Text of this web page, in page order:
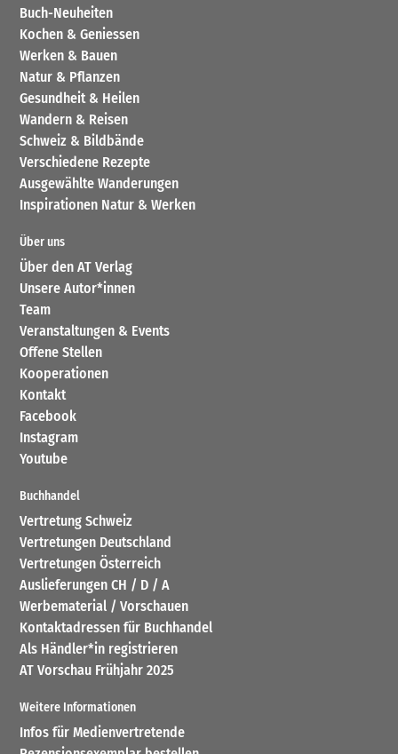
Buch-Neuheiten
Kochen & Geniessen
Werken & Bauen
Natur & Pflanzen
Gesundheit & Heilen
Wandern & Reisen
Schweiz & Bildbände
Verschiedene Rezepte
Ausgewählte Wanderungen
Inspirationen Natur & Werken
Über uns
Über den AT Verlag
Unsere Autor*innen
Team
Veranstaltungen & Events
Offene Stellen
Kooperationen
Kontakt
Facebook
Instagram
Youtube
Buchhandel
Vertretung Schweiz
Vertretungen Deutschland
Vertretungen Österreich
Auslieferungen CH / D / A
Werbematerial / Vorschauen
Kontaktadressen für Buchhandel
Als Händler*in registrieren
AT Vorschau Frühjahr 2025
Weitere Informationen
Infos für Medienvertretende